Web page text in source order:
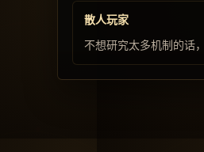
散人玩家
不想研究太多机制的话